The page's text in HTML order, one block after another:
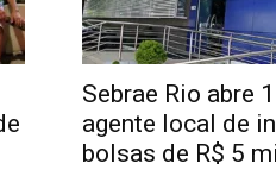
Sebrae Rio abre
agente local de
bolsas de R$ 5